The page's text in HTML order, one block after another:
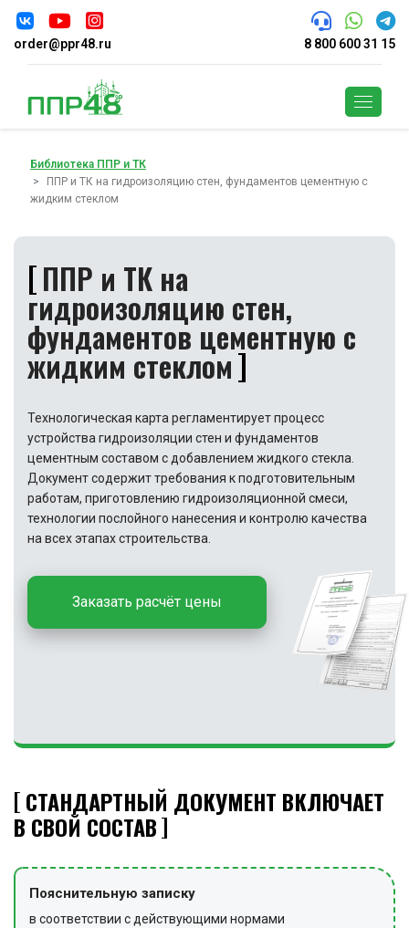
order@ppr48.ru 8 800 600 31 15
Библиотека ППР и ТК
ППР и ТК на гидроизоляцию стен, фундаментов цементную с
жидким стеклом
ППР и ТК на
гидроизоляцию стен,
фундаментов цементную с
жидким стеклом
Технологическая карта регламентирует процесс
устройства гидроизоляции стен и фундаментов
цементным составом с добавлением жидкого стекла.
Документ содержит требования к подготовительным
работам, приготовлению гидроизоляционной смеси,
технологии послойного нанесения и контролю качества
на всех этапах строительства.
Заказать расчёт цены
СТАНДАРТНЫЙ ДОКУМЕНТ ВКЛЮЧАЕТ
В СВОЙ СОСТАВ
Пояснительную записку
в соответствии с действующими нормами